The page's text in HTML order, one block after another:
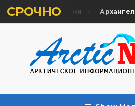
СРОЧНО
миссии